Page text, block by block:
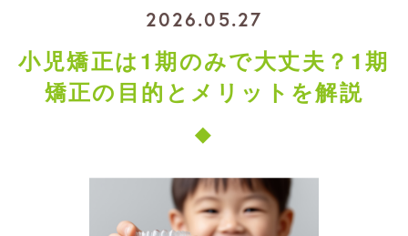
2026.05.27
小児矯正は1期のみで大丈夫？1期
矯正の目的とメリットを解説